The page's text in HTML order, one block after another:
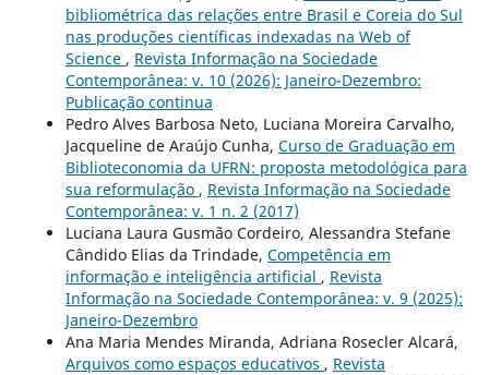
bibliométrica das relações entre Brasil e Coreia do Sul
nas produções científicas indexadas na Web of
Science , Revista Informação na Sociedade
Contemporânea: v. 10 (2026): Janeiro-Dezembro:
Publicação continua
Pedro Alves Barbosa Neto, Luciana Moreira Carvalho,
Jacqueline de Araújo Cunha, Curso de Graduação em
Biblioteconomia da UFRN: proposta metodológica para
sua reformulação , Revista Informação na Sociedade
Contemporânea: v. 1 n. 2 (2017)
Luciana Laura Gusmão Cordeiro, Alessandra Stefane
Cândido Elias da Trindade, Competência em
informação e inteligência artificial , Revista
Informação na Sociedade Contemporânea: v. 9 (2025):
Janeiro-Dezembro
Ana Maria Mendes Miranda, Adriana Rosecler Alcará,
Arquivos como espaços educativos , Revista